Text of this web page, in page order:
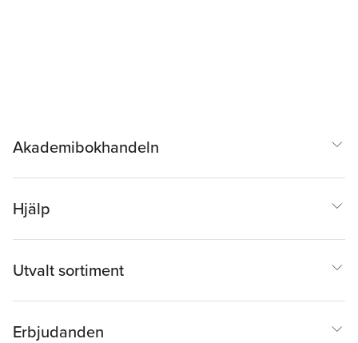
Akademibokhandeln
Hjälp
Utvalt sortiment
Erbjudanden